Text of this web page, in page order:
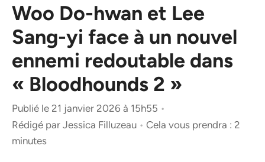
Woo Do-hwan et Lee
Sang-yi face à un nouvel
ennemi redoutable dans
« Bloodhounds 2 »
Publié le 21 janvier 2026 à 15h55 •
Rédigé par Jessica Filluzeau • Cela vous prendra : 2
minutes